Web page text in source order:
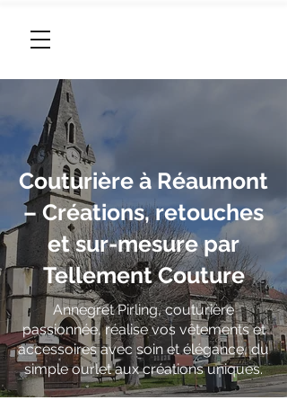
Couturière à Réaumont
– Créations, retouches
et sur-mesure par
Tellement Couture
Annegret Pirling, couturière
passionnée, réalise vos vêtements et
accessoires avec soin et élégance, du
simple ourlet aux créations uniques.